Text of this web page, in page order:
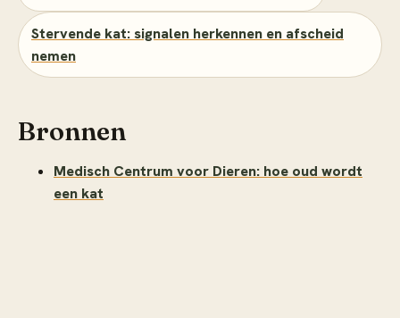
Stervende kat: signalen herkennen en afscheid
nemen
Bronnen
Medisch Centrum voor Dieren: hoe oud wordt
een kat